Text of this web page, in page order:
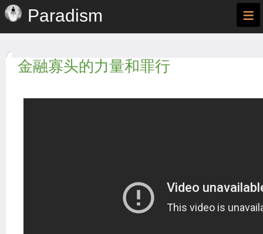
Paradism ≡
金融寡头的力量和罪行